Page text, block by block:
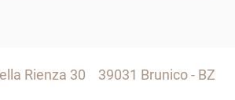
Rienza 30 39031 Brunico - BZ